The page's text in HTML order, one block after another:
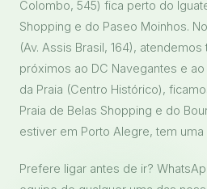
Colombo, 545) fica perto do
Shopping e do Paseo Moinhos.
(Av. Assis Brasil, 164),
próximos ao DC Navegantes e ao
da Praia (Centro Histórico),
Praia de Belas Shopping e do
estiver em Porto Alegre, tem uma
Prefere ligar antes de ir?